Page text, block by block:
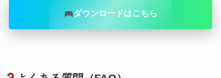
ダウンロードはこちら